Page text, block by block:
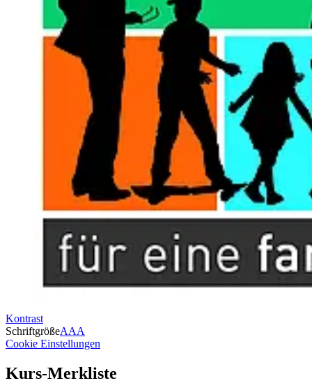
Kontrast
SchriftgrößeAAA
Cookie Einstellungen
Kurs-Merkliste